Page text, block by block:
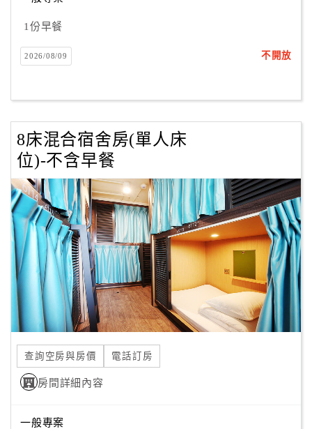
1份早餐
2026/08/09 不開放
8床混合宿舍房(單人床
位)-不含早餐
查詢空房與房價 電話訂房
房間詳細內容
一般專案